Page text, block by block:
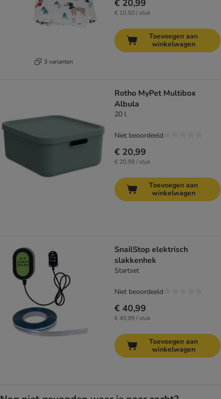
3 varianten
€ 20,99
€ 10,50 / stuk
Toevoegen aan
winkelwagen
Rotho MyPet Multibox
Albula
20 l
€ 20,99
€ 20,99 / stuk
Niet beoordeeld
Toevoegen aan
winkelwagen
SnailStop elektrisch
slakkenhek
Startset
€ 40,99
€ 40,99 / stuk
Niet beoordeeld
Toevoegen aan
winkelwagen